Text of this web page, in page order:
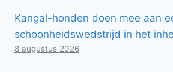
Kangal-honden doen mee aan
schoonheidswedstrijd in het
8 augustus 2026